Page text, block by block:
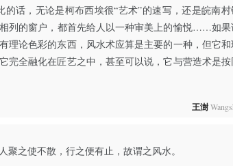
的话，无论是柯布西埃很“艺术”的速写，还是皖南村
列的窗户，都首先给人以一种审美上的愉悦……如果
理论色彩的东西，风水术应算是主要的一种，但它
完全融化在匠艺之中，甚至可以说，它与营造术是按
王澍
聚之使不散，行之便有止，故谓之风水。